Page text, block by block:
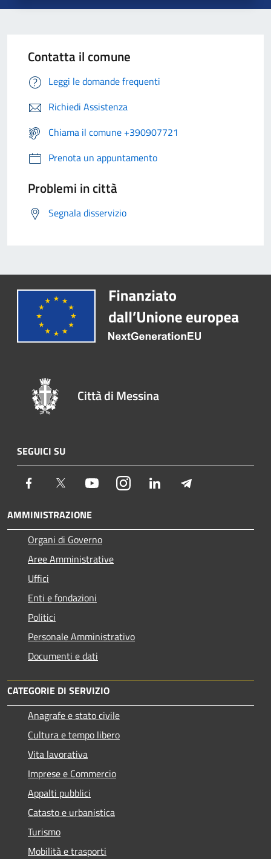
Contatta il comune
Leggi le domande frequenti
Richiedi Assistenza
Chiama il comune +390907721
Prenota un appuntamento
Problemi in città
Segnala disservizio
Città di Messina
SEGUICI SU
Facebook Twitter YoutubeInstagram LinkedIn
AMMINISTRAZIONE
Organi di Governo
Aree Amministrative
Uffici
Enti e fondazioni
Politici
Personale Amministrativo
Documenti e dati
CATEGORIE DI SERVIZIO
Anagrafe e stato civile
Cultura e tempo libero
Vita lavorativa
Imprese e Commercio
Appalti pubblici
Catasto e urbanistica
Turismo
Mobilità e trasporti